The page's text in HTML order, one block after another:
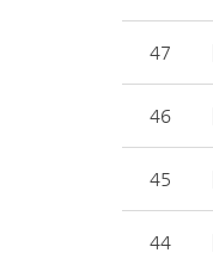
47
46
45
44